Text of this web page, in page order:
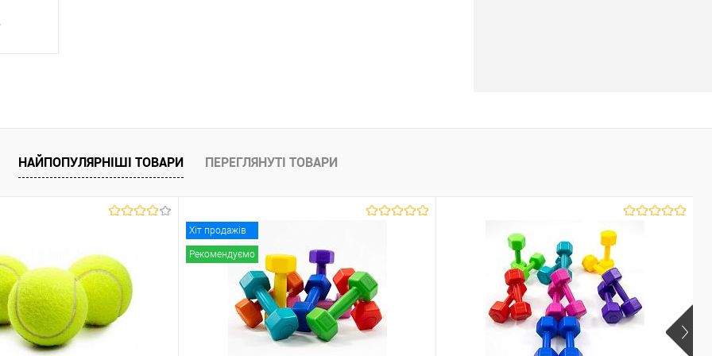
НАЙПОПУЛЯРНІШІ ТОВАРИ ПЕРЕГЛЯНУТІ ТОВАРИ
Хіт продажів
Рекомендуємо